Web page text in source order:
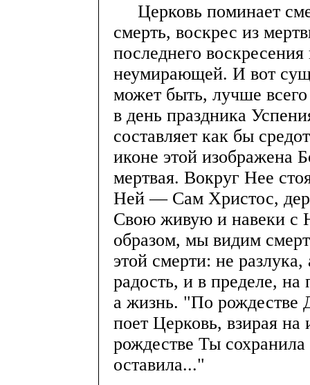
Церковь поминает
смерть, воскрес из
последнего
неумирающей. И вот
может быть, лучше
в день праздника
составляет как бы
иконе этой изображена
мертвая. Вокруг Нее
Ней — Сам Христос,
Свою живую и навеки с
образом, мы видим
этой смерти: не
радость, и в пределе,
а жизнь. "По
поет Церковь, взирая на
рождестве Ты
оставила..."